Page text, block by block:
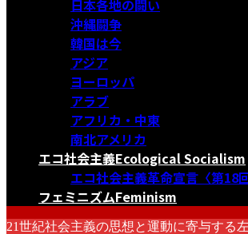
日本各地の闘い
沖縄闘争
韓国は今
アジア
ヨーロッパ
アラブ
アフリカ・中東
南北アメリカ
エコ社会主義Ecological Socialism
エコ社会主義革命宣言〈第18
フェミニズムFeminism
21世紀社会主義の思想と運動に寄与する